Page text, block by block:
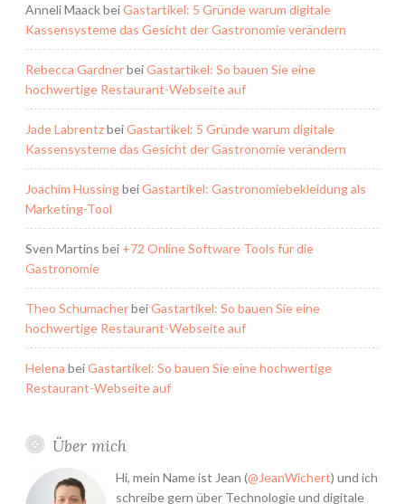
Anneli MaackbeiGastartikel: 5 Gründe warum digitale
Kassensysteme das Gesicht der Gastronomie verändern
Rebecca GardnerbeiGastartikel: So bauen Sie eine
hochwertige Restaurant-Webseite auf
Jade LabrentzbeiGastartikel: 5 Gründe warum digitale
Kassensysteme das Gesicht der Gastronomie verändern
Joachim HussingbeiGastartikel: Gastronomiebekleidung als
Marketing-Tool
Sven Martins bei +72 Online Software Tools für die
Gastronomie
Theo SchumacherbeiGastartikel: So bauen Sie eine
hochwertige Restaurant-Webseite auf
Helena beiGastartikel: So bauen Sie eine hochwertige
Restaurant-Webseite auf
Über mich
Hi, mein Name ist Jean (@JeanWichert) und ich
schreibe gern über Technologie und digitale